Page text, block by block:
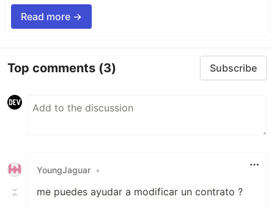
Read more →
Top comments (3) Subscribe
YoungJaguar •
me puedes ayudar a modificar un contrato ?